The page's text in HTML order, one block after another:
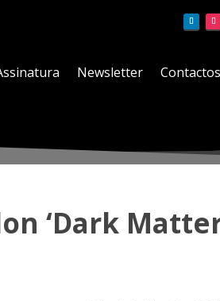
Newsletter Contactos
‘Dark